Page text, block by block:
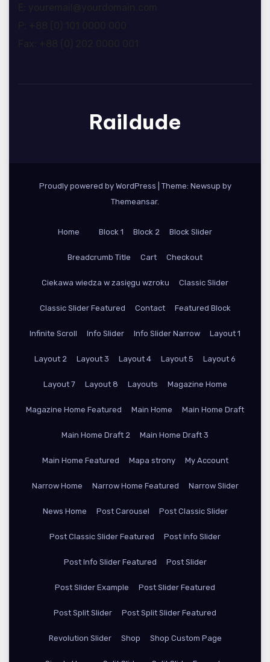
Raildude
Proudly powered by WordPress
Theme: Newsup by
Themeansar.
Home Block 1 Block 2 Block Slider
Breadcrumb Title Cart Checkout
Ciekawa wiedza w zasięgu wzroku Classic Slider
Classic Slider Featured Contact Featured Block
Infinite Scroll Info Slider Info Slider Narrow Layout 1
Layout 2 Layout 3 Layout 4 Layout 5 Layout 6
Layout 7 Layout 8 Layouts Magazine Home
Magazine Home Featured Main Home Main Home Draft
Main Home Draft 2 Main Home Draft 3
Main Home Featured Mapa strony My Account
Narrow Home Narrow Home Featured Narrow Slider
News Home Post Carousel Post Classic Slider
Post Classic Slider Featured Post Info Slider
Post Info Slider Featured Post Slider
Post Slider Example Post Slider Featured
Post Split Slider Post Split Slider Featured
Revolution Slider Shop Shop Custom Page